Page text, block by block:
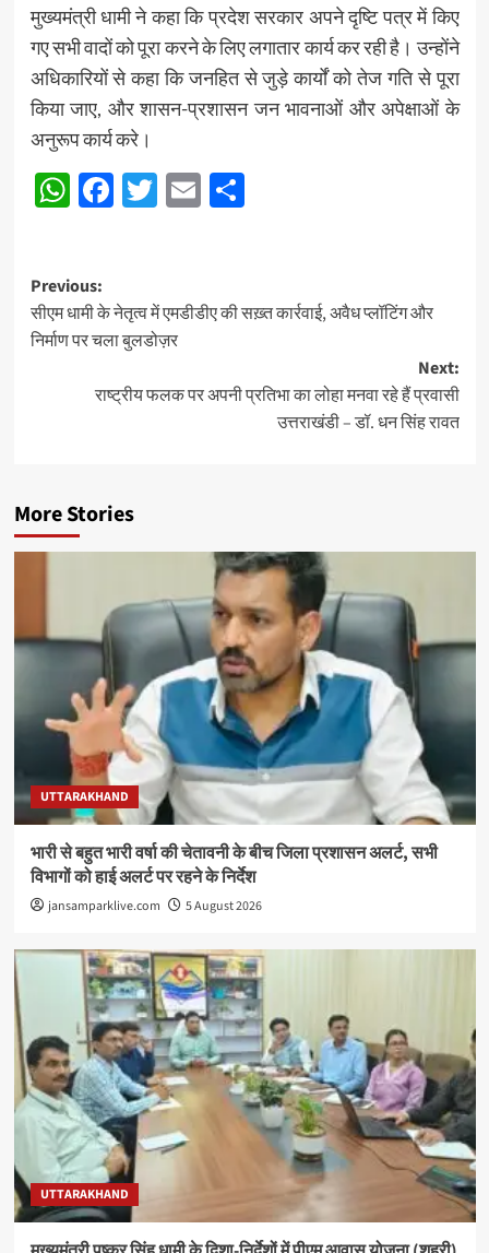
मुख्यमंत्री धामी ने कहा कि प्रदेश सरकार अपने दृष्टि पत्र में किए
गए सभी वादों को पूरा करने के लिए लगातार कार्य कर रही है। उन्होंने
अधिकारियों से कहा कि जनहित से जुड़े कार्यों को तेज गति से पूरा
किया जाए, और शासन-प्रशासन जन भावनाओं और अपेक्षाओं के
अनुरूप कार्य करे।
WhatsApp
Facebook
Twitter
EmailShare
Post
navigation
Previous:
सीएम धामी के नेतृत्व में एमडीडीए की सख़्त कार्रवाई, अवैध प्लॉटिंग और
निर्माण पर चला बुलडोज़र
Next:
राष्ट्रीय फलक पर अपनी प्रतिभा का लोहा मनवा रहे हैं प्रवासी
उत्तराखंडी – डॉ. धन सिंह रावत
More Stories
UTTARAKHAND
भारी से बहुत भारी वर्षा की चेतावनी के बीच जिला प्रशासन अलर्ट, सभी
विभागों को हाई अलर्ट पर रहने के निर्देश
jansamparklive.com 5 August 2026
UTTARAKHAND